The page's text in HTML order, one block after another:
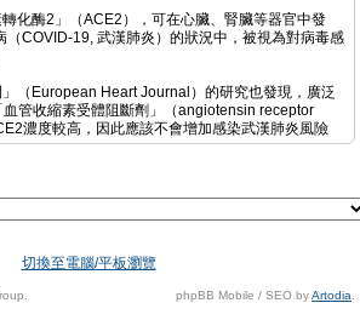
化酶2」（ACE2），可在心臟、腎臟等器官中發
COVID-19, 武漢肺炎）的狀況中，被視為對病毒感
（European Heart Journal）的研究也發現，廣泛
管收縮素受體阻斷劑」（angiotensin receptor
濃度較高，因此應該不會增加感染武漢肺炎風險
切換至電腦/平板瀏覽
phpBB Mobile / SEO byArtodia